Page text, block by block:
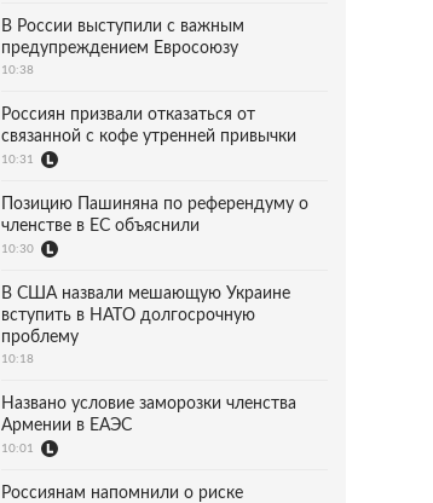
В России выступили с важным
предупреждением Евросоюзу
10:38
Россиян призвали отказаться от
связанной с кофе утренней привычки
10:31
Позицию Пашиняна по референдуму о
членстве в ЕС объяснили
10:30
В США назвали мешающую Украине
вступить в НАТО долгосрочную
проблему
10:18
Названо условие заморозки членства
Армении в ЕАЭС
10:01
Россиянам напомнили о риске